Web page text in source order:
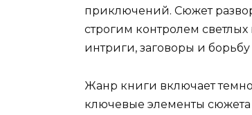
приключений. Сюжет
строгим контролем светлых
интриги, заговоры и
Жанр книги включает
ключевые элементы сюжета